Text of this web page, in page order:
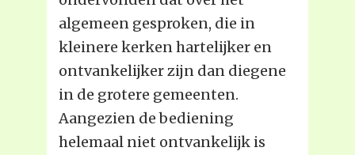
algemeen gesproken, die in
kleinere kerken hartelijker en
ontvankelijker zijn dan diegene
in de grotere gemeenten.
Aangezien de bediening
helemaal niet ontvankelijk is